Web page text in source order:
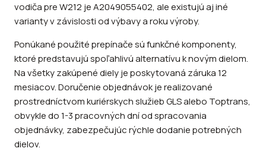
vodiča pre W212 je A2049055402, ale existujú aj iné
varianty v závislosti od výbavy a roku výroby.
Ponúkané použité prepínače sú funkčné komponenty,
ktoré predstavujú spoľahlivú alternatívu k novým dielom.
Na všetky zakúpené diely je poskytovaná záruka 12
mesiacov. Doručenie objednávok je realizované
prostredníctvom kuriérskych služieb GLS alebo Toptrans,
obvykle do 1-3 pracovných dní od spracovania
objednávky, zabezpečujúc rýchle dodanie potrebných
dielov.